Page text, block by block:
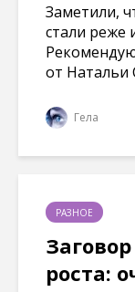
Заметили,
стали реже
от Натальи
Гела
РАЗНОЕ
роста: